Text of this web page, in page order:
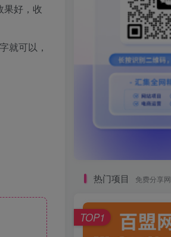
果好，收
就可以，
热门项目 免费分享
TOP1